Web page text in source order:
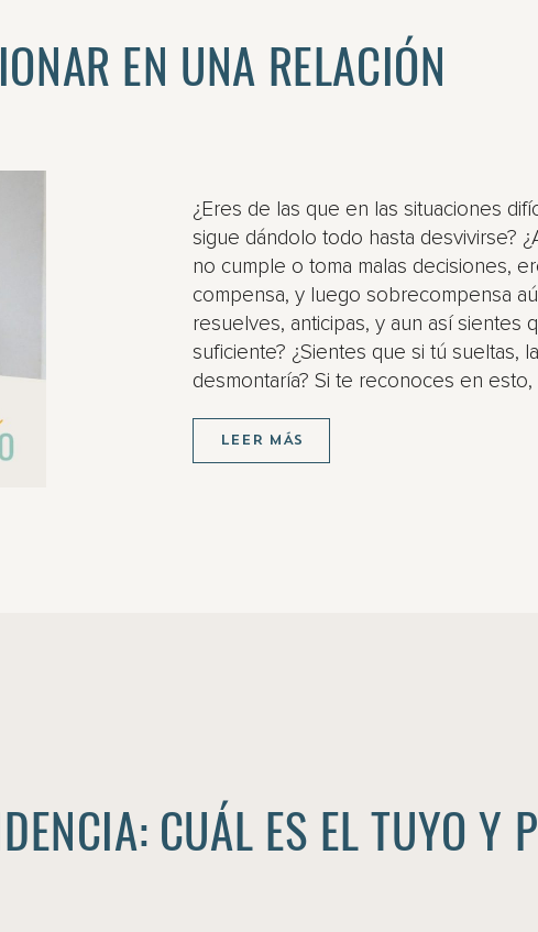
EN UNA RELACIÓN
¿Eres de las que en las situaciones
sigue dándolo todo hasta desvivirse?
no cumple o toma malas decisiones,
compensa, y luego sobrecompensa
resuelves, anticipas, y aun así sientes
suficiente? ¿Sientes que si tú sueltas,
desmontaría? Si te reconoces en
LEER MÁS
CUÁL ES EL TUYO Y